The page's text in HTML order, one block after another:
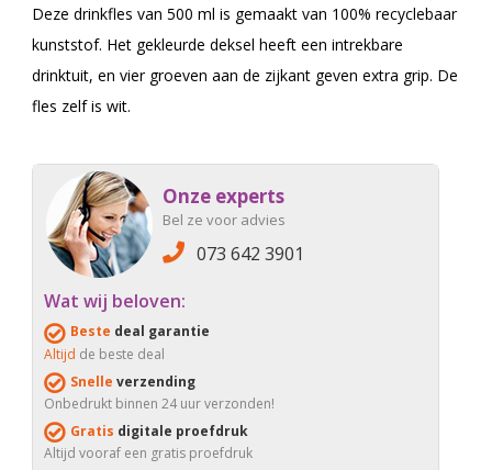
Deze drinkfles van 500 ml is gemaakt van 100% recyclebaar
kunststof. Het gekleurde deksel heeft een intrekbare
drinktuit, en vier groeven aan de zijkant geven extra grip. De
fles zelf is wit.
Onze experts
Bel ze voor advies
073 642 3901
Wat wij beloven:
Beste deal garantie
Altijd de beste deal
Snelle verzending
Onbedrukt binnen 24 uur verzonden!
Gratis digitale proefdruk
Altijd vooraf een gratis proefdruk